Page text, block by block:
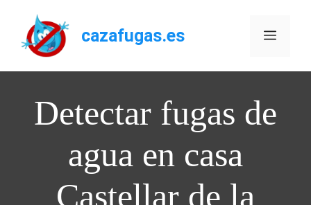
contenido
cazafugas.es Menú
Detectar fugas de
agua en casa
Castellar de la